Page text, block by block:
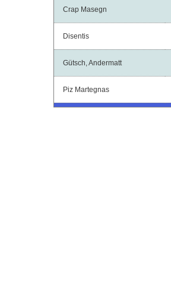
Crap Masegn
Disentis
Gütsch, Andermatt
Piz Martegnas